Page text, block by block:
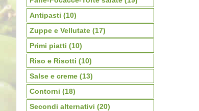
Antipasti (10)
Zuppe e Vellutate (17)
Primi piatti (10)
Riso e Risotti (10)
Salse e creme (13)
Contorni (18)
Secondi alternativi (20)